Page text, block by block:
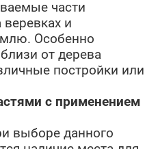
части
и
Особенно
от дерева
постройки или
с применением
выборе данного